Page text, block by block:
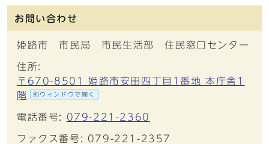
お問い合わせ
姫路市 市民局 市民生活部 住民窓口センター
住所:
〒670-8501 姫路市安田四丁目1番地 本庁舎1
階
別ウィンドウで開く
電話番号: 079-221-2360
ファクス番号: 079-221-2357